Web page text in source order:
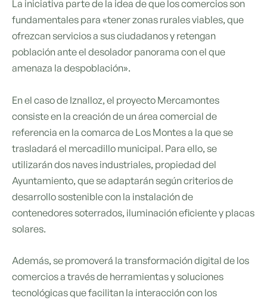
La iniciativa parte de la idea de que los comercios son
fundamentales para «tener zonas rurales viables, que
ofrezcan servicios a sus ciudadanos y retengan
población ante el desolador panorama con el que
amenaza la despoblación».
En el caso de Iznalloz, el proyecto Mercamontes
consiste en la creación de un área comercial de
referencia en la comarca de Los Montes a la que se
trasladará el mercadillo municipal. Para ello, se
utilizarán dos naves industriales, propiedad del
Ayuntamiento, que se adaptarán según criterios de
desarrollo sostenible con la instalación de
contenedores soterrados, iluminación eficiente y placas
solares.
Además, se promoverá la transformación digital de los
comercios a través de herramientas y soluciones
tecnológicas que facilitan la interacción con los